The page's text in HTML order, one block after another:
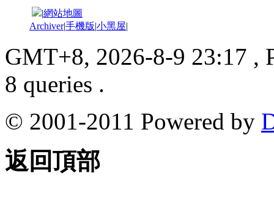
|網站地圖
Archiver|手機版|小黑屋|
GMT+8, 2026-8-9 23:17 ,
8 queries .
© 2001-2011 Powered by
返回頂部